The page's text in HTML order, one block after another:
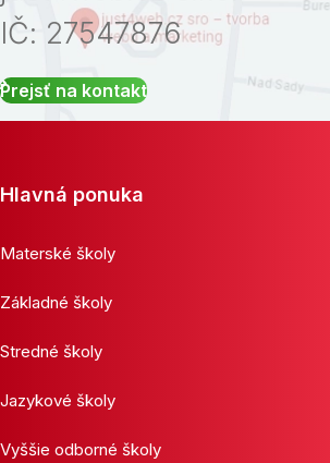
IČ: 27547876
Prejsť na kontakt
Hlavná ponuka
Materské školy
Základné školy
Stredné školy
Jazykové školy
Vyššie odborné školy